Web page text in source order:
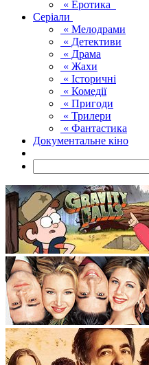
« Еротика
Серіали
« Мелодрами
« Детективи
« Драма
« Жахи
« Історичні
« Комедії
« Пригоди
« Трилери
« Фантастика
Документальне кіно